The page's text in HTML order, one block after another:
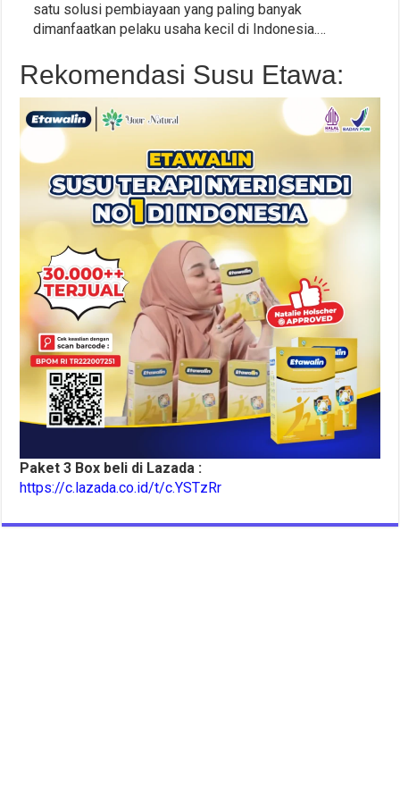
satu solusi pembiayaan yang paling banyak
dimanfaatkan pelaku usaha kecil di Indonesia.…
Rekomendasi Susu Etawa:
Paket 3 Box beli di Lazada :
https://c.lazada.co.id/t/c.YSTzRr